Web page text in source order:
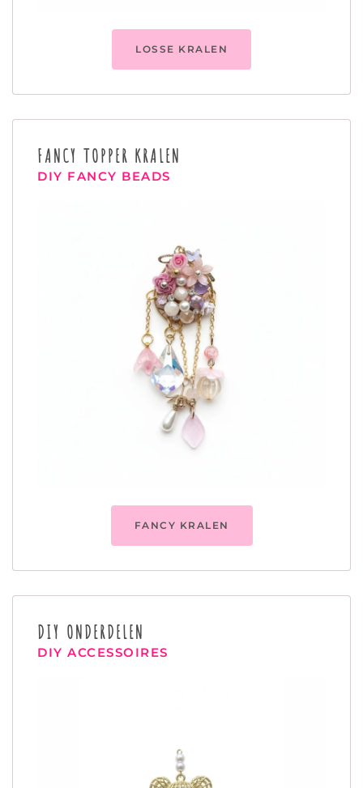
LOSSE KRALEN
FANCY TOPPER KRALEN
DIY FANCY BEADS
FANCY KRALEN
DIY ONDERDELEN
DIY ACCESSOIRES